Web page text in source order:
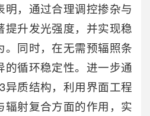
明，通过合理调控掺杂与
提升发光强度，并实现稳
。同时，在无需预辐照条
的循环稳定性。进一步通
异质结构，利用界面工程
辐射复合方面的作用，实